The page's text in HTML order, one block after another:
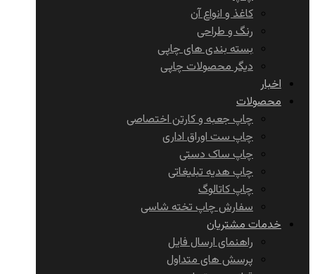
کاغذ و انواع آن
رنگ و طراحی
بسته بندی های چاپی
دیگر محصولات چاپی
اخبار
محصولات
چاپ جعبه و کارتن اختصاصی
چاپ ست اوراق اداری
چاپ ساک دستی
چاپ هدیه تبلیغاتی
چاپ کاتالوگ
سفارش چاپ تخته شاسی
خدمات مشتریان
راهنمای ارسال فایل
پرسش های متداول